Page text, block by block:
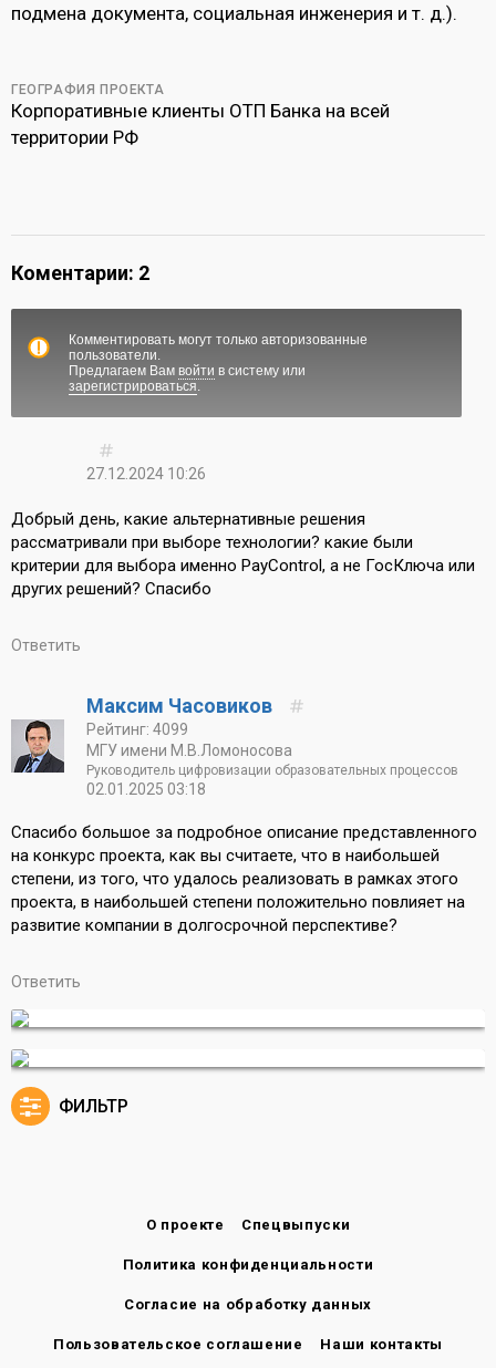
подмена документа, социальная инженерия и т. д.).
ГЕОГРАФИЯ ПРОЕКТА
Корпоративные клиенты ОТП Банка на всей
территории РФ
Коментарии: 2
Комментировать могут только авторизованные
пользователи.
Предлагаем Вам войти в систему или
зарегистрироваться
27.12.2024 10:26
Добрый день, какие альтернативные решения
рассматривали при выборе технологии? какие были
критерии для выбора именно PayControl, а не ГосКлюча или
других решений? Спасибо
Ответить
Максим Часовиков
Рейтинг: 4099
МГУ имени М.В.Ломоносова
Руководитель цифровизации образовательных процессов
02.01.2025 03:18
Спасибо большое за подробное описание представленного
на конкурс проекта, как вы считаете, что в наибольшей
степени, из того, что удалось реализовать в рамках этого
проекта, в наибольшей степени положительно повлияет на
развитие компании в долгосрочной перспективе?
Ответить
ФИЛЬТР
О проекте Спецвыпуски
Политика конфиденциальности
Согласие на обработку данных
Пользовательское соглашение Наши контакты